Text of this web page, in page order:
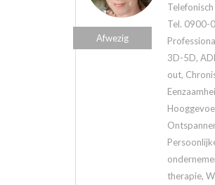
Tel. 0900-
3D-5D,
out,
therapie,
Afwezig